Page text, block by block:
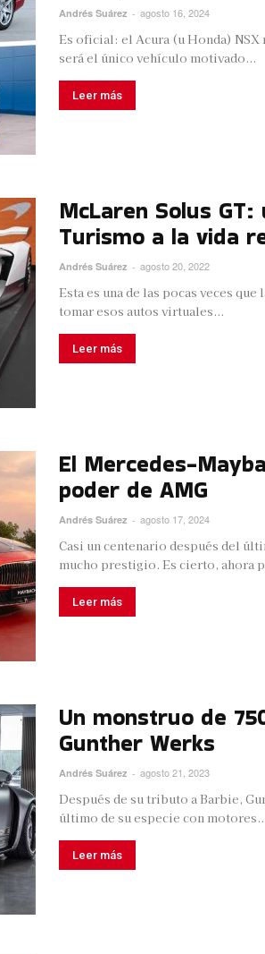
Andrés Suárez - agosto 16, 2024
Es oficial: el Acura (u Honda) NSX
será el único vehículo motivado...
Leer más
McLaren Solus
Turismo a la vida
Andrés Suárez - agosto 20, 2022
Esta es una de las pocas veces
tomar esos autos virtuales...
Leer más
El Mercedes-
poder de AMG
Andrés Suárez - agosto 17, 2024
Casi un centenario después del
mucho prestigio. Es cierto, ahora
Leer más
Un monstruo de
Gunther Werks
Andrés Suárez - agosto 21, 2023
Después de su tributo a Barbie,
último de su especie con
Leer más